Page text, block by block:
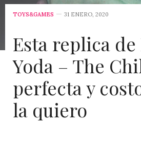
TOYS&GAMES 31 ENERO, 2020
Esta replica de
Yoda – The
perfecta y
la quiero